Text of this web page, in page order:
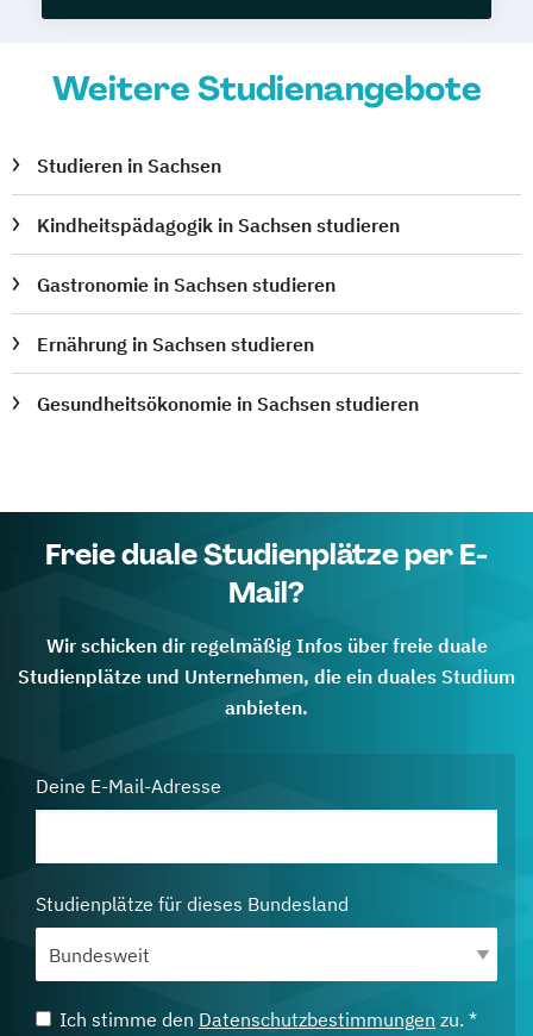
Weitere Studienangebote
Studieren in Sachsen
Kindheitspädagogik in Sachsen studieren
Gastronomie in Sachsen studieren
Ernährung in Sachsen studieren
Gesundheitsökonomie in Sachsen studieren
Freie duale Studienplätze per E-
Mail?
Wir schicken dir regelmäßig Infos über freie duale
Studienplätze und Unternehmen, die ein duales Studium
anbieten.
Deine E-Mail-Adresse
Studienplätze für dieses Bundesland
Ich stimme den Datenschutzbestimmungen zu. *